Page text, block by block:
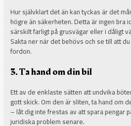
Hur självklart det än kan tyckas är det
högre än säkerheten. Detta är ingen bra
särskilt farligt på grusvägar eller i dåligt
Sakta ner när det behövs och se till att
fordon.
3. Ta hand om din bil
Ett av de enklaste sätten att undvika
gott skick. Om den är sliten, ta hand om
– låt dig inte frestas av att spara pengar
juridiska problem senare.